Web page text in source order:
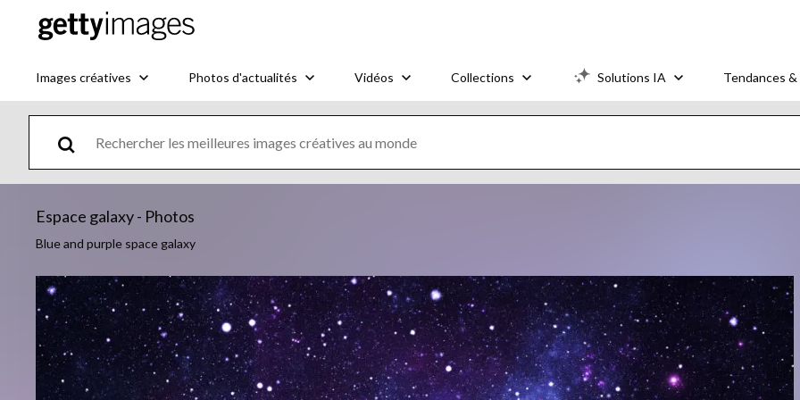
Images créatives Photos d'actualités Vidéos Collections Solutions IA Tendances
Espace galaxy - Photos
Blue and purple space galaxy